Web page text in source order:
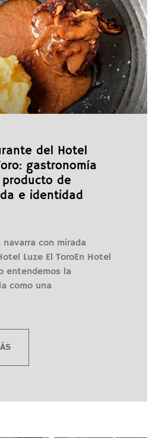
del Hotel
gastronomía
de
e identidad
navarra con mirada
Luze El ToroEn Hotel
entendemos la
como una